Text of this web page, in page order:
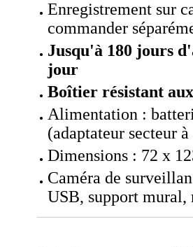
Enregistrement sur
commander
Jusqu'à 180 jours
jour
Boîtier résistant
Alimentation :
(adaptateur secteur
Dimensions : 72 x
Caméra de
USB, support mural,